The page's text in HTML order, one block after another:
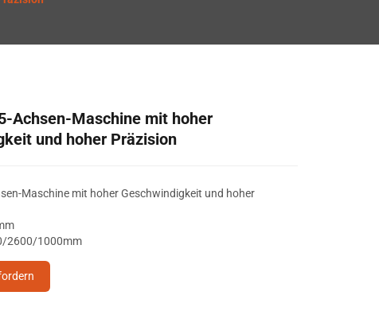
Achsen-Maschine mit hoher
und hoher Präzision
Maschine mit hoher Geschwindigkeit und hoher
2600/1000mm